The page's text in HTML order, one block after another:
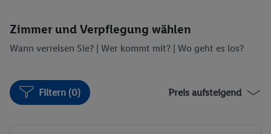
Übernachtungen im Yangtze Flusskreuzfahrtschiff der
Premium Klasse
Beginn Ihrer Yangtze-Kreuzfahrt, dem Höhepunkt Ihrer
China-Reise. Ein architektonisches Weltwunder ist
Zimmer und Verpflegung wählen
Wann verreisen Sie? | Wer kommt mit? | Wo geht es los?
Filtern (0) Preis aufsteigend